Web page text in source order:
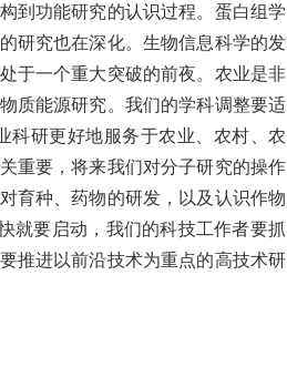
到功能研究的认识过程。蛋白组学
研究也在深化。生物信息科学的发
于一个重大突破的前夜。农业是非
质能源研究。我们的学科调整要适
科研更好地服务于农业、农村、农
重要，将来我们对分子研究的操作
育种、药物的研发，以及认识作物
就要启动，我们的科技工作者要抓
推进以前沿技术为重点的高技术研